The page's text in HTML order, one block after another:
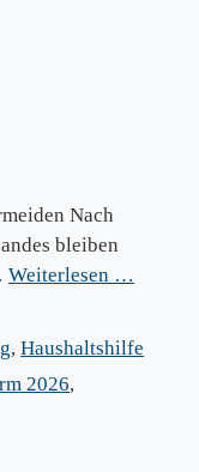
Nach
bleiben
Weiterlesen …
,Haushaltshilfe
2026,